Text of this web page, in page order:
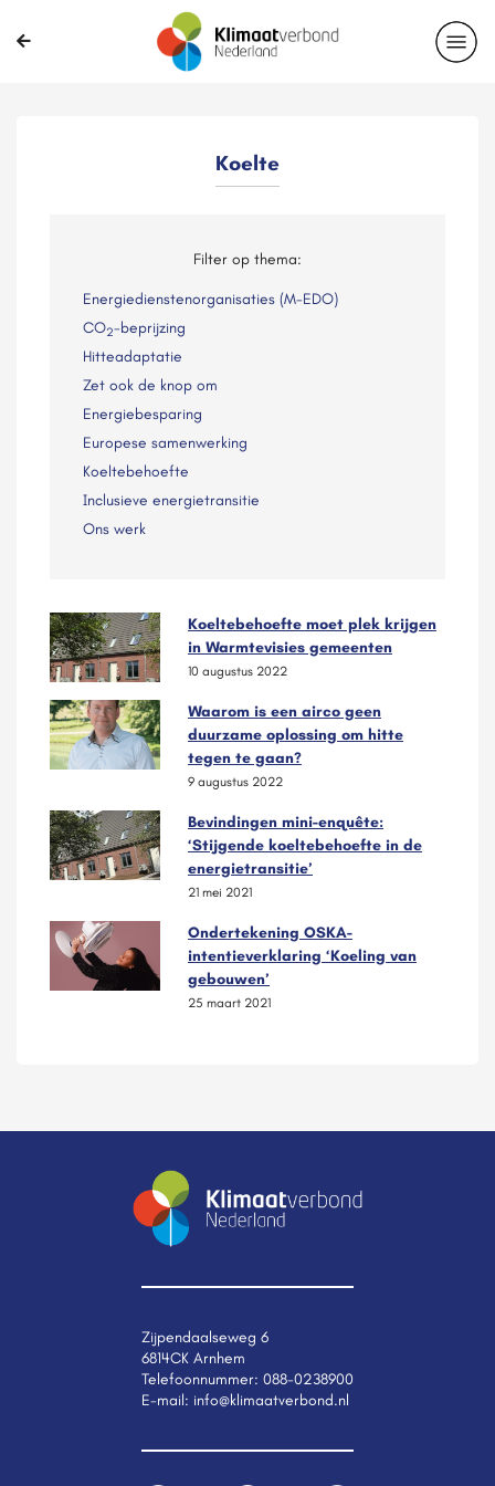
Koelte
Filter op thema:
Energiedienstenorganisaties (M-EDO)
CO2-beprijzing
Hitteadaptatie
Zet ook de knop om
Energiebesparing
Europese samenwerking
Koeltebehoefte
Inclusieve energietransitie
Ons werk
Koeltebehoefte moet plek krijgen
in Warmtevisies gemeenten
10 augustus 2022
Waarom is een airco geen
duurzame oplossing om hitte
tegen te gaan?
9 augustus 2022
Bevindingen mini-enquête:
‘Stijgende koeltebehoefte in de
energietransitie’
21 mei 2021
Ondertekening OSKA-
intentieverklaring ‘Koeling van
gebouwen’
25 maart 2021
Zijpendaalseweg 6
6814CK Arnhem
Telefoonnummer: 088-0238900
E-mail: info@klimaatverbond.nl